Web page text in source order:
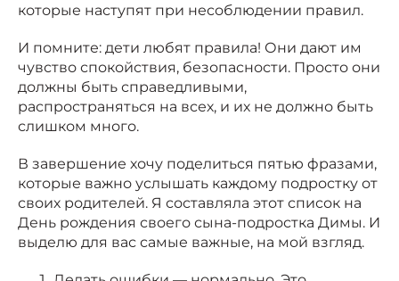
которые наступят при несоблюдении правил.
И помните: дети любят правила! Они дают им
чувство спокойствия, безопасности. Просто они
должны быть справедливыми,
распространяться на всех, и их не должно быть
слишком много.
В завершение хочу поделиться пятью фразами,
которые важно услышать каждому подростку от
своих родителей. Я составляла этот список на
День рождения своего сына-подростка Димы. И
выделю для вас самые важные, на мой взгляд.